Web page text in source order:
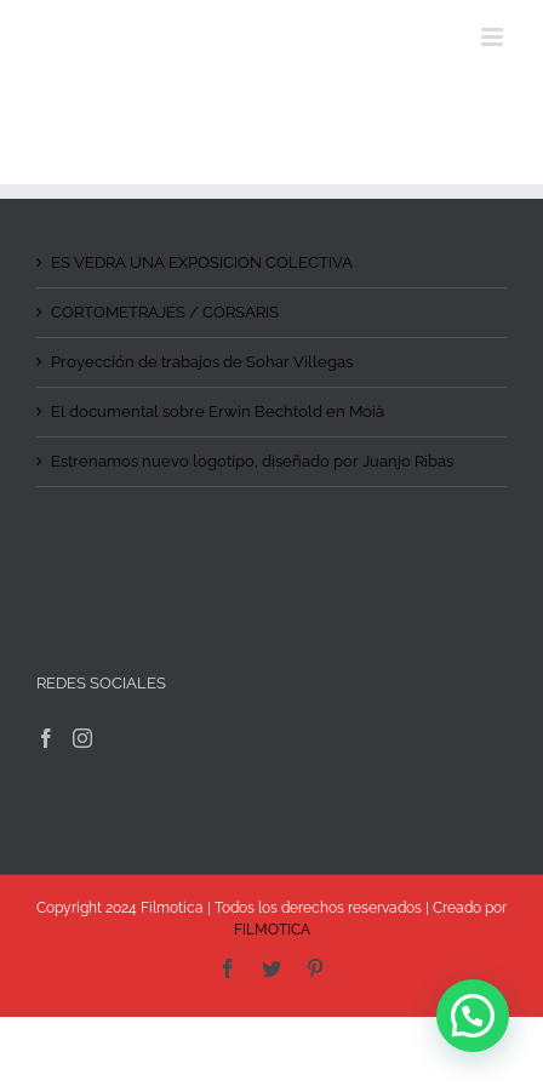
ES VEDRA UNA EXPOSICION COLECTIVA
CORTOMETRAJES / CORSARIS
Proyección de trabajos de Sohar Villegas
El documental sobre Erwin Bechtold en Moià
Estrenamos nuevo logotipo, diseñado por Juanjo Ribas
REDES SOCIALES
Copyright 2024 Filmotica | Todos los derechos reservados | Creado por
FILMOTICA
Facebook
Twitter